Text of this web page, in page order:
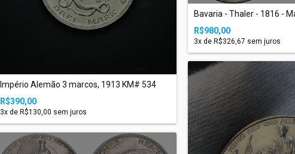
Império Alemão 3 marcos, 1913 KM# 534
R$390,00
3x de R$130,00 sem juros
Bavaria - Thaler - 1816 -
R$980,00
3x de R$326,67 sem juros